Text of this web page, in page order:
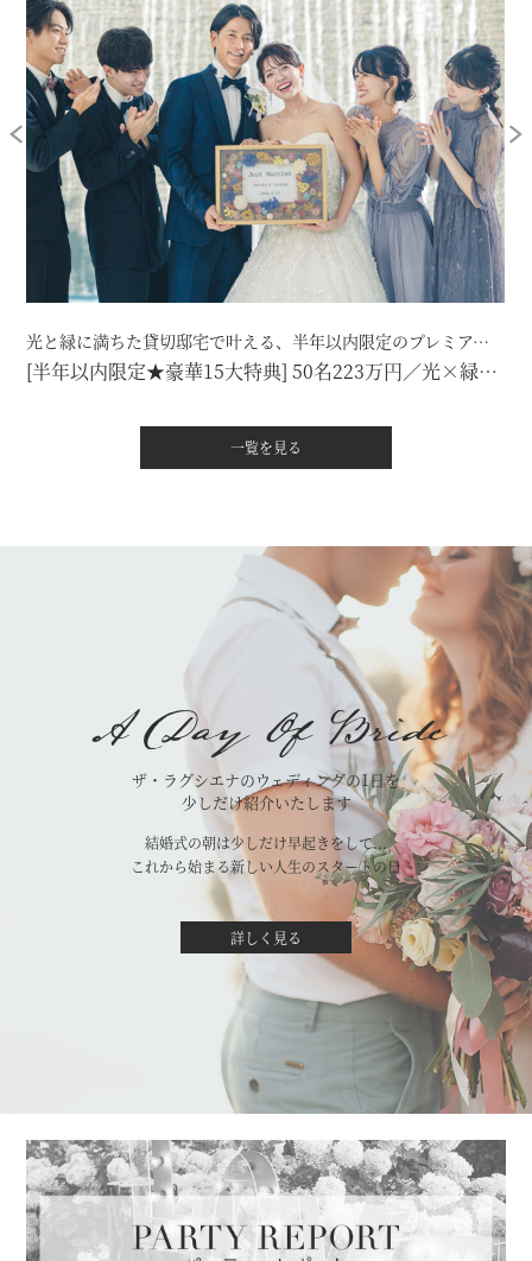
光と緑に満ちた貸切邸宅で叶える、半年以内限定のプレミアムプラン。
[半年以内限定★豪華15大特典] 50名223万円／光×緑×美食が叶うプレミアムプラン
一覧を見る
A Day Of Bride
ザ・ラグシエナのウェディングの1日を
少しだけ紹介いたします
結婚式の朝は少しだけ早起きをして...
これから始まる新しい人生のスタートの日
詳しく見る